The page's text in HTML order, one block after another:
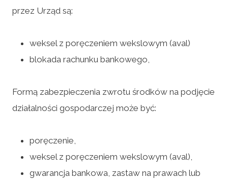
przez Urząd są:
weksel z poręczeniem wekslowym (aval)
blokada rachunku bankowego,
Formą zabezpieczenia zwrotu środków na podjęcie
działalności gospodarczej może być:
poręczenie,
weksel z poręczeniem wekslowym (aval),
gwarancja bankowa, zastaw na prawach lub